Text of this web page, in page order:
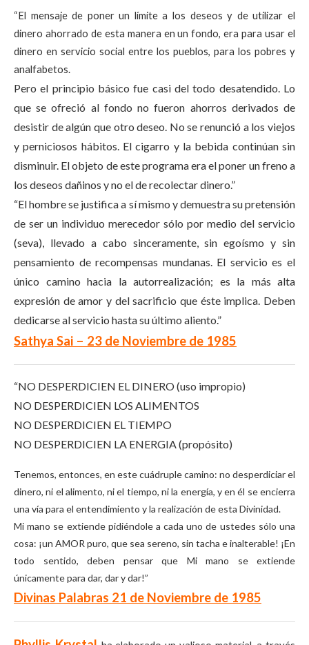
“El mensaje de poner un límite a los deseos y de utilizar el
dinero ahorrado de esta manera en un fondo, era para usar el
dinero en servicio social entre los pueblos, para los pobres y
analfabetos.
Pero el principio básico fue casi del todo desatendido. Lo
que se ofreció al fondo no fueron ahorros derivados de
desistir de algún que otro deseo. No se renunció a los viejos
y perniciosos hábitos. El cigarro y la bebida continúan sin
disminuir. El objeto de este programa era el poner un freno a
los deseos dañinos y no el de recolectar dinero.”
“El hombre se justifica a sí mismo y demuestra su pretensión
de ser un individuo merecedor sólo por medio del servicio
(seva), llevado a cabo sinceramente, sin egoísmo y sin
pensamiento de recompensas mundanas. El servicio es el
único camino hacia la autorrealización; es la más alta
expresión de amor y del sacrificio que éste implica. Deben
dedicarse al servicio hasta su último aliento.”
Sathya Sai – 23 de Noviembre de 1985
“NO DESPERDICIEN EL DINERO (uso impropio)
NO DESPERDICIEN LOS ALIMENTOS
NO DESPERDICIEN EL TIEMPO
NO DESPERDICIEN LA ENERGIA (propósito)
Tenemos, entonces, en este cuádruple camino: no desperdiciar el
dinero, ni el alimento, ni el tiempo, ni la energía, y en él se encierra
una vía para el entendimiento y la realización de esta Divinidad.
Mi mano se extiende pidiéndole a cada uno de ustedes sólo una
cosa: ¡un AMOR puro, que sea sereno, sin tacha e inalterable! ¡En
todo sentido, deben pensar que Mi mano se extiende
únicamente para dar, dar y dar!”
Divinas Palabras 21 de Noviembre de 1985